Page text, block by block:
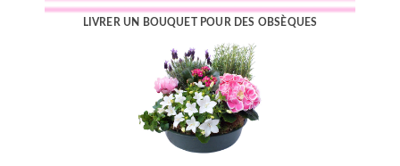
LIVRER UN BOUQUET POUR DES OBSÈQUES